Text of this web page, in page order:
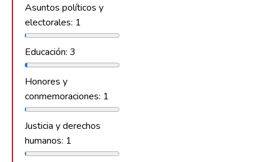
Asuntos políticos y
electorales: 1
Educación: 3
Honores y
conmemoraciones: 1
Justicia y derechos
humanos: 1